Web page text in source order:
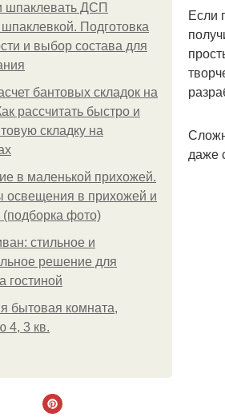
шпаклевать ДСП
Подготовка
и выбор состава для
бантовых складок на
рассчитать быстро и
складку на
в маленькой прихожей.
освещения в прихожей и
(подборка фото)
стильное и
решение для
гостиной
бытовая комната,
4, 3 кв.
Если
даже